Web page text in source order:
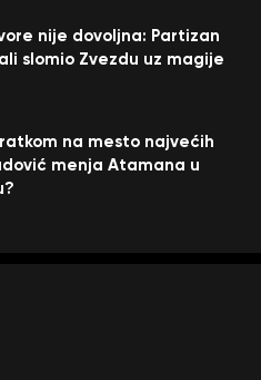
nije dovoljna: Partizan
slomio Zvezdu uz magije
na mesto najvećih
menja Atamana u